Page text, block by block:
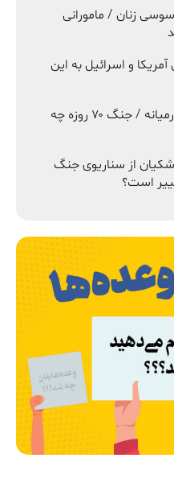
زنان / مامورانی
و اسرائیل به این
برندگان پنهان جنگ خاورمیانه / جنگ ۷۰ روزه چه
از سناریوی جنگ
است؟